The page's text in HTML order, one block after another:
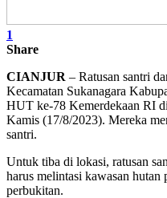
1
Share
CIANJUR – Ratusan santri
Kecamatan Sukanagara
HUT ke-78 Kemerdekaan RI
Kamis (17/8/2023). Mereka
santri.
Untuk tiba di lokasi, ratusan
harus melintasi kawasan hutan
perbukitan.